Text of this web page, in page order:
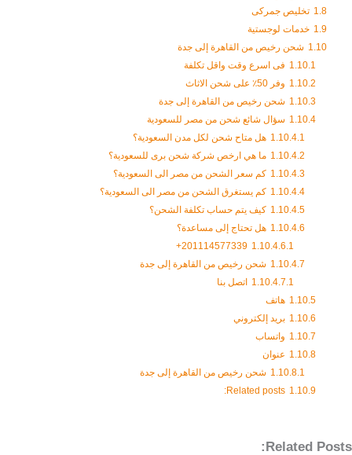
1.8 تخليص جمركى
1.9 خدمات لوجستية
1.10 شحن رخيص من القاهرة إلى جدة
1.10.1 فى اسرع وقت واقل تكلفة
1.10.2 وفر 50٪ على شحن الاثاث
1.10.3 شحن رخيص من القاهرة إلى جدة
1.10.4 سؤال شائع شحن من مصر للسعودية
1.10.4.1 هل متاح شحن لكل مدن السعودية؟
1.10.4.2 ما هي ارخص شركة شحن برى للسعودية؟
1.10.4.3 كم سعر الشحن من مصر الى السعودية؟
1.10.4.4 كم يستغرق الشحن من مصر الى السعودية؟
1.10.4.5 كيف يتم حساب تكلفة الشحن؟
1.10.4.6 هل تحتاج إلى مساعدة؟
1.10.4.6.1
201114577339+
1.10.4.7 شحن رخيص من القاهرة إلى جدة
1.10.4.7.1 اتصل بنا
1.10.5 هاتف
1.10.6 بريد إلكتروني
1.10.7 واتساب
1.10.8 عنوان
1.10.8.1 شحن رخيص من القاهرة إلى جدة
1.10.9
Related posts:
Related Posts: